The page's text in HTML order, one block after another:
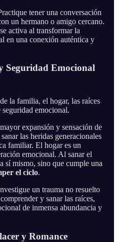
tener una conversación
un hermano o amigo cercano.
activa al transformar la
en una conexión auténtica y
Seguridad Emocional
la familia, el hogar, las raíces
seguridad emocional.
expansión y sensación de
las heridas generacionales
familiar. El hogar es un
emocional. Al sanar el
sí mismo, sino que cumple una
el ciclo.
un trauma no resuelto
y sanar las raíces,
de inmensa abundancia y
y Romance